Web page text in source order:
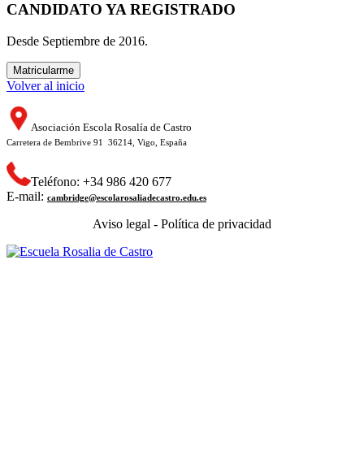
CANDIDATO YA REGISTRADO
Desde Septiembre de 2016.
Matricularme
Volver al inicio
Asociación Escola Rosalía de Castro
Carretera de Bembrive 91 36214, Vigo, España
Teléfono: +34 986 420 677
E-mail: cambridge@escolarosaliadecastro.edu.es
Aviso legal - Política de privacidad